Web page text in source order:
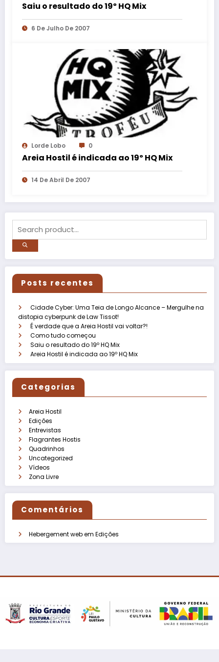
Saiu o resultado do 19º HQ Mix
6 De Julho De 2007
Lorde Lobo 0
Areia Hostil é indicada ao 19º HQ Mix
14 De Abril De 2007
Posts recentes
Cidade Cyber: Uma Teia de Longo Alcance – Mergulhe na
distopia cyberpunk de Law Tissot!
É verdade que a Areia Hostil vai voltar?!
Como tudo começou
Saiu o resultado do 19º HQ Mix
Areia Hostil é indicada ao 19º HQ Mix
Categorias
Areia Hostil
Edições
Entrevistas
Flagrantes Hostis
Quadrinhos
Uncategorized
Vídeos
Zona Livre
Comentários
Hebergement webem Edições